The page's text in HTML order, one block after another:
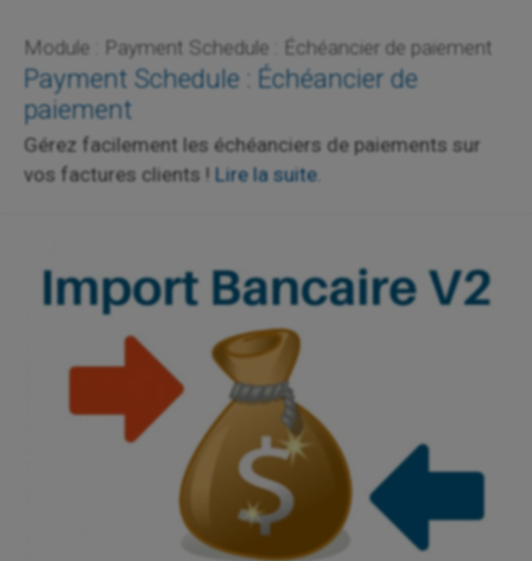
Module : Payment Schedule : Échéancier de paiement
Payment Schedule : Échéancier de
paiement
Gérez facilement les échéanciers de paiements sur
vos factures clients ! Lire la suite.